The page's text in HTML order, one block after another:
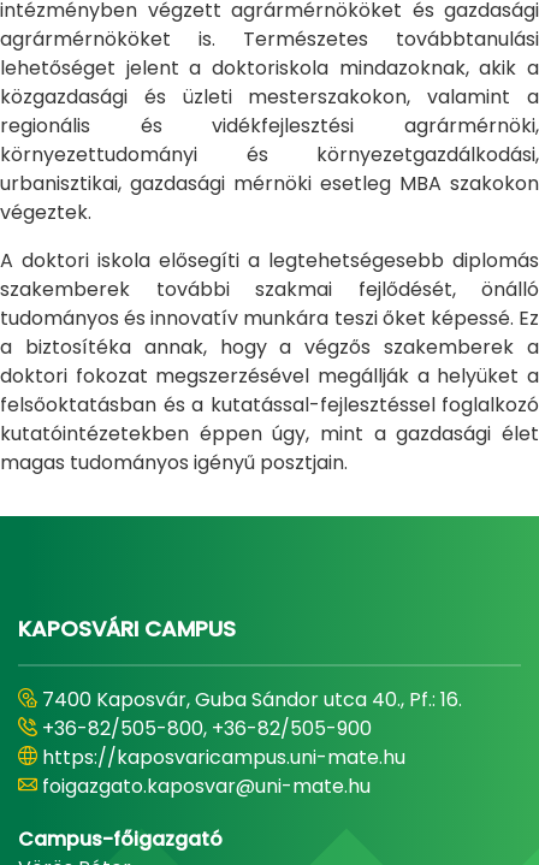
intézményben végzett agrármérnököket és gazdasági
agrármérnököket is. Természetes továbbtanulási
lehetőséget jelent a doktoriskola mindazoknak, akik a
közgazdasági és üzleti mesterszakokon, valamint a
regionális és vidékfejlesztési agrármérnöki,
környezettudományi és környezetgazdálkodási,
urbanisztikai, gazdasági mérnöki esetleg MBA szakokon
végeztek.
A doktori iskola elősegíti a legtehetségesebb diplomás
szakemberek további szakmai fejlődését, önálló
tudományos és innovatív munkára teszi őket képessé. Ez
a biztosítéka annak, hogy a végzős szakemberek a
doktori fokozat megszerzésével megállják a helyüket a
felsőoktatásban és a kutatással-fejlesztéssel foglalkozó
kutatóintézetekben éppen úgy, mint a gazdasági élet
magas tudományos igényű posztjain.
KAPOSVÁRI CAMPUS
7400 Kaposvár, Guba Sándor utca 40., Pf.: 16.
+36-82/505-800, +36-82/505-900
https://kaposvaricampus.uni-mate.hu
foigazgato.kaposvar@uni-mate.hu
Campus-főigazgató